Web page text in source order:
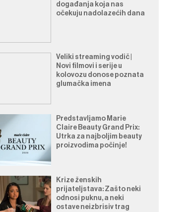
događanja koja nas
očekuju nadolazećih dana
Veliki streaming vodič |
Novi filmovi i serije u
kolovozu donose poznata
glumačka imena
Predstavljamo Marie
Claire Beauty Grand Prix:
Utrka za najboljim beauty
proizvodima počinje!
Krize ženskih
prijateljstava: Zašto neki
odnosi puknu, a neki
ostave neizbrisiv trag